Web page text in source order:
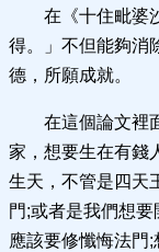
在《十住毗婆
得。」不但能夠消
德，所願成就。
在這個論文裡
家，想要生在有錢
生天，不管是四天
門;或者是我們想
應該要修懺悔法門